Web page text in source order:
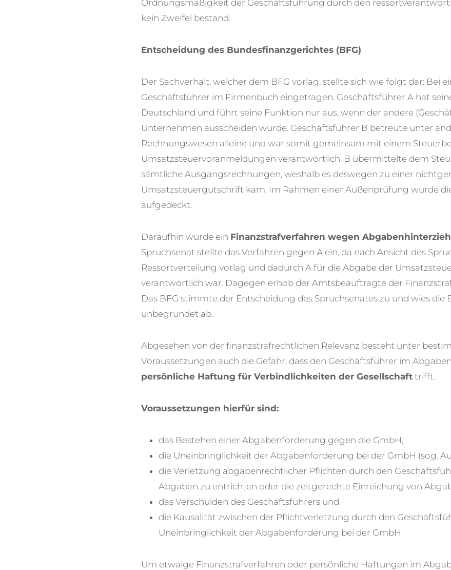
Ordnungsmäßigkeit der Geschäftsführung durch den
kein Zweifel bestand.
Entscheidung des Bundesfinanzgerichtes (BFG)
Der Sachverhalt, welcher dem BFG vorlag, stellte sich wie folgt dar: Bei
Geschäftsführer im Firmenbuch eingetragen. Geschäftsführer A hat
Deutschland und führt seine Funktion nur aus, wenn der andere
Unternehmen ausscheiden würde. Geschäftsführer B betreute unter
Rechnungswesen alleine und war somit gemeinsam mit einem
Umsatzsteuervoranmeldungen verantwortlich. B übermittelte dem
sämtliche Ausgangsrechnungen, weshalb es deswegen zu einer
Umsatzsteuergutschrift kam. Im Rahmen einer Außenprüfung wurde
aufgedeckt.
Daraufhin wurde ein Finanzstrafverfahren wegen
Spruchsenat stellte das Verfahren gegen A ein, da nach Ansicht des
Ressortverteilung vorlag und dadurch A für die Abgabe der
verantwortlich war. Dagegen erhob der Amtsbeauftragte der
Das BFG stimmte der Entscheidung des Spruchsenates zu und wies die
unbegründet ab.
Abgesehen von der finanzstrafrechtlichen Relevanz besteht unter
Voraussetzungen auch die Gefahr, dass den Geschäftsführer im
persönliche Haftung für Verbindlichkeiten der Gesellschaft trifft.
Voraussetzungen hierfür sind:
das Bestehen einer Abgabenforderung gegen die GmbH,
die Uneinbringlichkeit der Abgabenforderung bei der GmbH (sog.
die Verletzung abgabenrechtlicher Pflichten durch den
Abgaben zu entrichten oder die zeitgerechte Einreichung von
das Verschulden des Geschäftsführers und
die Kausalität zwischen der Pflichtverletzung durch den
Uneinbringlichkeit der Abgabenforderung bei der GmbH.
Um etwaige Finanzstrafverfahren oder persönliche Haftungen im